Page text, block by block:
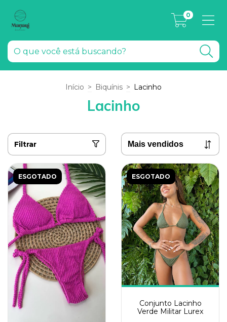
0
Início > Biquínis > Lacinho
Lacinho
Filtrar
ESGOTADO ESGOTADO
Conjunto Lacinho
Verde Militar Lurex